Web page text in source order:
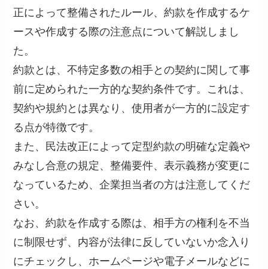
正によって整備されたルール、約款を作成するケ
ースや作成する際の注意点について解説しまし
た。
約款とは、不特定多数の相手との契約に関して事
前に定められた一方的な契約条件です。これは、
契約や規約とは異なり、使用者が一方的に設定す
る点が特徴です。
また、民法改正によって定型約款の明確な定義や
みなし合意の規定、整備要件、表示義務が変更に
なっているため、企業担当者の方は注意してくだ
さい。
なお、約款を作成する際は、相手方の権利を不当
に制限せず、内容が法律に反していないか念入り
にチェックし、ホームページや電子メールなどに